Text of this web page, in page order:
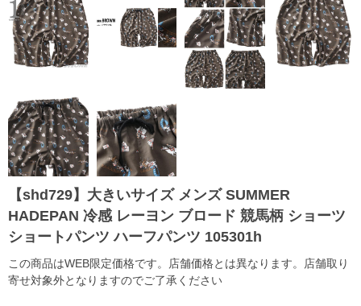
【shd729】大きいサイズ メンズ SUMMER
HADEPAN 冷感 レーヨン ブロード 競馬柄 ショーツ
ショートパンツ ハーフパンツ 105301h
この商品はWEB限定価格です。店舗価格とは異なります。店舗取り
寄せ対象外となりますのでご了承ください